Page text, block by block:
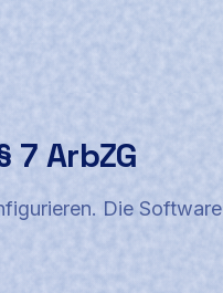
ArbZG
Die Software